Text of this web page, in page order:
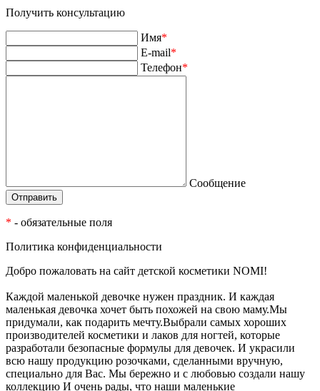
Получить консультацию
Имя*
E-mail*
Телефон*
Сообщение
* - обязательные поля
Политика конфиденциальности
Добро пожаловать на сайт детской косметики NOMI!
Каждой маленькой девочке нужен праздник. И каждая
маленькая девочка хочет быть похожей на свою маму.Мы
придумали, как подарить мечту.Выбрали самых хороших
производителей косметики и лаков для ногтей, которые
разработали безопасные формулы для девочек. И украсили
всю нашу продукцию розочками, сделанными вручную,
специально для Вас. Мы бережно и с любовью создали нашу
коллекцию И очень рады, что наши маленькие